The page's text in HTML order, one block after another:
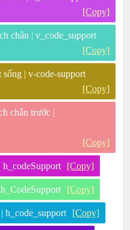
[Copy]
chân | v_code_support
[Copy]
| v-code-support
[Copy]
chân trước |
[Copy]
[Copy]
[Copy]
h_code_support [Copy]